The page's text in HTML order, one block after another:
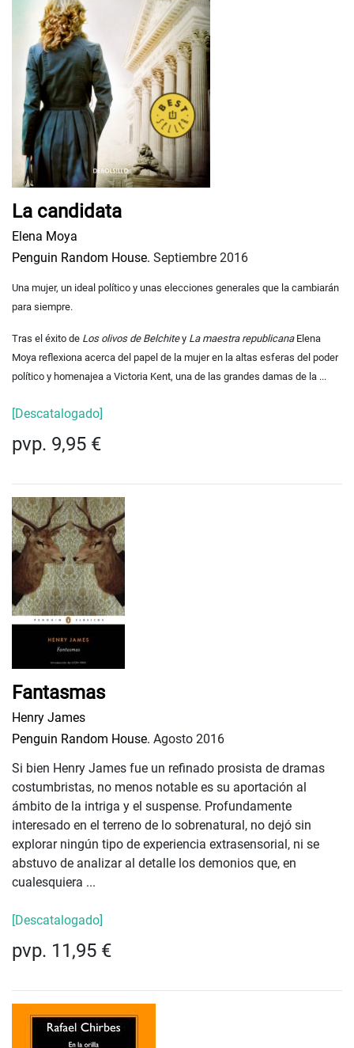
La candidata
Elena Moya
Penguin Random House. Septiembre 2016
Una mujer, un ideal político y unas elecciones generales que la cambiarán
para siempre.
Tras el éxito de Los olivos de Belchitey La maestra republicanaElena
Moya reflexiona acerca del papel de la mujer en la altas esferas del poder
político y homenajea a Victoria Kent, una de las grandes damas de la ...
[Descatalogado]
pvp. 9,95 €
Fantasmas
Henry James
Penguin Random House. Agosto 2016
Si bien Henry James fue un refinado prosista de dramas
costumbristas, no menos notable es su aportación al
ámbito de la intriga y el suspense. Profundamente
interesado en el terreno de lo sobrenatural, no dejó sin
explorar ningún tipo de experiencia extrasensorial, ni se
abstuvo de analizar al detalle los demonios que, en
cualesquiera ...
[Descatalogado]
pvp. 11,95 €